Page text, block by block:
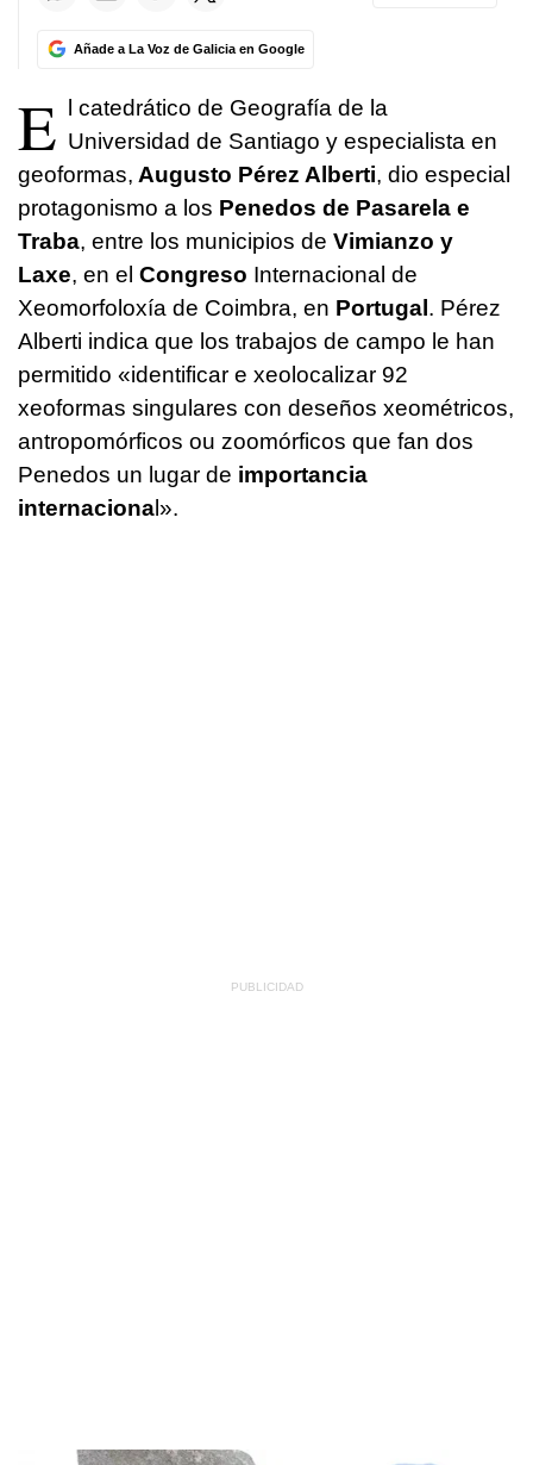
Añade a La Voz de Galicia en Google
E l catedrático de Geografía de la
Universidad de Santiago y especialista en
geoformas, Augusto Pérez Alberti, dio especial
protagonismo a los Penedos de Pasarela e
Traba, entre los municipios de Vimianzo y
Laxe, en el Congreso Internacional de
Xeomorfoloxía de Coimbra, en Portugal. Pérez
Alberti indica que los trabajos de campo le han
permitido «identificar e xeolocalizar 92
xeoformas singulares con deseños xeométricos,
antropomórficos ou zoomórficos que fan dos
Penedos un lugar de importancia
internacional».